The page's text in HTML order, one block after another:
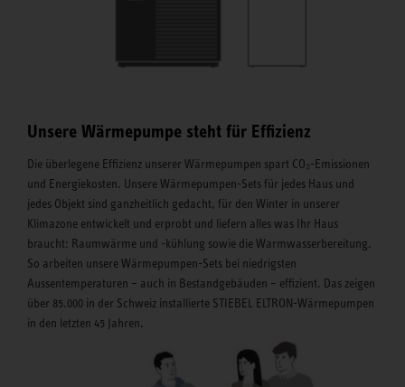
Unsere Wärmepumpe steht für Effizienz
Die überlegene Effizienz unserer Wärmepumpen spart CO₂-Emissionen
und Energiekosten. Unsere Wärmepumpen-Sets für jedes Haus und
jedes Objekt sind ganzheitlich gedacht, für den Winter in unserer
Klimazone entwickelt und erprobt und liefern alles was Ihr Haus
braucht: Raumwärme und -kühlung sowie die Warmwasserbereitung.
So arbeiten unsere Wärmepumpen-Sets bei niedrigsten
Aussentemperaturen – auch in Bestandgebäuden – effizient. Das zeigen
über 85.000 in der Schweiz installierte STIEBEL ELTRON-Wärmepumpen
in den letzten 45 Jahren.